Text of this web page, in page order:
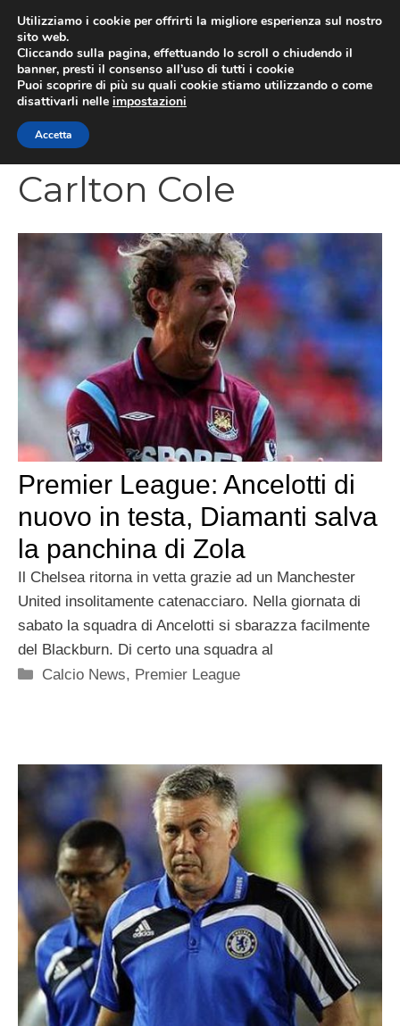
contenuto
Carlton Cole
Premier League: Ancelotti di
nuovo in testa, Diamanti salva
la panchina di Zola
Il Chelsea ritorna in vetta grazie ad un Manchester
United insolitamente catenacciaro. Nella giornata di
sabato la squadra di Ancelotti si sbarazza facilmente
del Blackburn. Di certo una squadra al
Categorie
Calcio News, Premier League
Utilizziamo i cookie per offrirti la migliore esperienza sul nostro
sito web.
Cliccando sulla pagina, effettuando lo scroll o chiudendo il
banner, presti il consenso all’uso di tutti i cookie
Puoi scoprire di più su quali cookie stiamo utilizzando o come
disattivarli nelle impostazioni
Accetta